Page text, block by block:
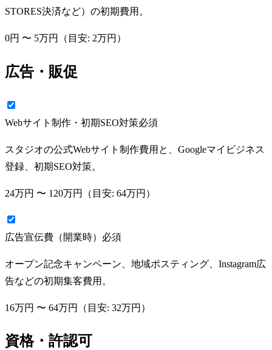
STORES決済など）の初期費用。
0円 〜 5万円 （目安: 2万円 ）
広告・販促
Webサイト制作・初期SEO対策必須
スタジオの公式Webサイト制作費用と、Googleマイビジネス
登録、初期SEO対策。
24万円 〜 120万円 （目安: 64万円 ）
広告宣伝費（開業時） 必須
オープン記念キャンペーン、地域ポスティング、Instagram広
告などの初期集客費用。
16万円 〜 64万円 （目安: 32万円 ）
資格・許認可